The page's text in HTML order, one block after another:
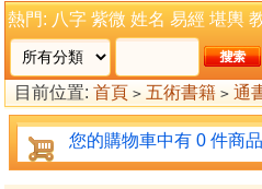
熱門: 八字 紫微 姓名 易經 堪輿
目前位置: 首頁 > 五術書籍 > 通
珍本)
您的購物車中有 0 件商